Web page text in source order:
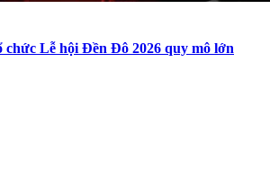
chức Lễ hội Đền Đô 2026 quy mô lớn